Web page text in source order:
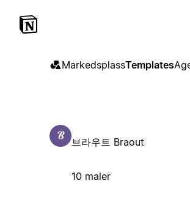
MarkedsplassTemplates
브라우트 Braout
10 maler